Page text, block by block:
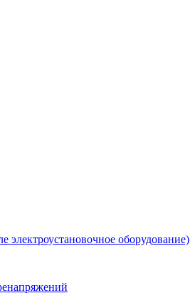
электроустановочное оборудование)